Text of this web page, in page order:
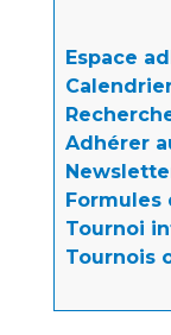
Espace
Adhérer
Tournoi
Tournois